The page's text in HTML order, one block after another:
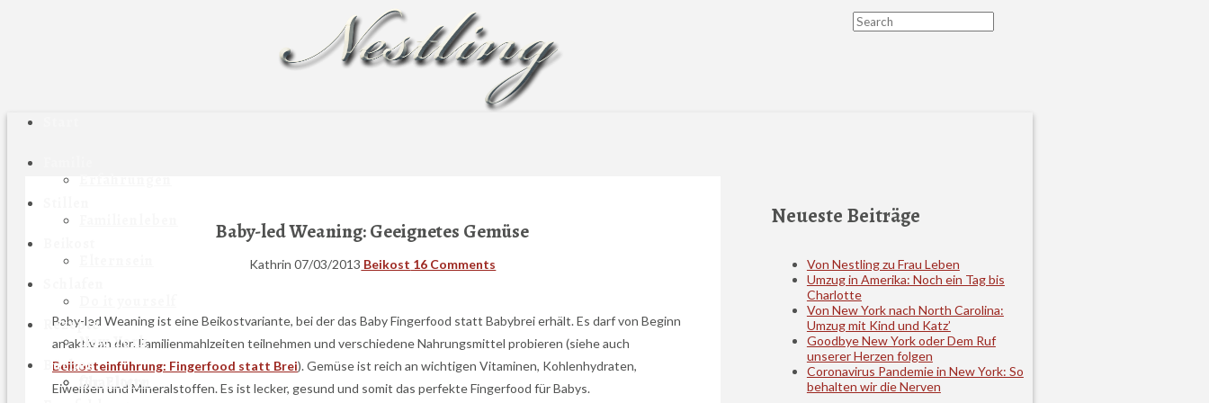
Search
Navigation
New York
Charlotte
Rezepte
Bücher
für Eltern
Baby-led Weaning: Geeignetes Gemüse
Kathrin 07/03/2013 Beikost 16 Comments
Baby-led Weaning ist eine Beikostvariante, bei der das Baby Fingerfood statt Babybrei erhält. Es darf von Beginn
an aktiv an den Familienmahlzeiten teilnehmen und verschiedene Nahrungsmittel probieren (siehe auch
Beikosteinführung: Fingerfood statt Brei). Gemüse ist reich an wichtigen Vitaminen, Kohlenhydraten,
Eiweißen und Mineralstoffen. Es ist lecker, gesund und somit das perfekte Fingerfood für Babys.
Neueste Beiträge
Von Nestling zu Frau Leben
Umzug in Amerika: Noch ein Tag bis
Charlotte
Von New York nach North Carolina:
Umzug mit Kind und Katz’
Goodbye New York oder Dem Ruf
unserer Herzen folgen
Coronavirus Pandemie in New York: So
behalten wir die Nerven